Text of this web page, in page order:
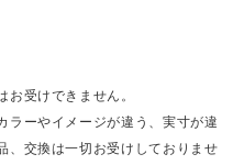
お受けできません。
ラーやイメージが違う、実寸が違
、交換は一切お受けしておりませ